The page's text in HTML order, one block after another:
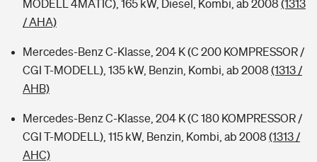
MODELL 4MATIC), 165 kW, Diesel, Kombi, ab 2008 (1313
/ AHA)
Mercedes-Benz C-Klasse, 204 K (C 200 KOMPRESSOR /
CGI T-MODELL), 135 kW, Benzin, Kombi, ab 2008 (1313 /
AHB)
Mercedes-Benz C-Klasse, 204 K (C 180 KOMPRESSOR /
CGI T-MODELL), 115 kW, Benzin, Kombi, ab 2008 (1313 /
AHC)